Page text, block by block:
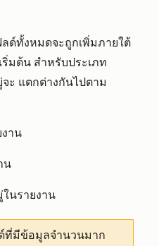
ด์ทั้งหมดจะถูกเพิ่มภายใต้
ริ่มต้น สำหรับประเภท
ะ แตกต่างกันไปตาม
าน
น
นรายงาน
ที่มีข้อมูลจำนวนมาก